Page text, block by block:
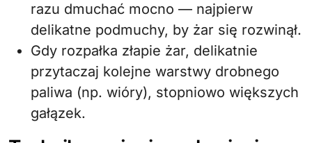
razu dmuchać mocno — najpierw
delikatne podmuchy, by żar się rozwinął.
Gdy rozpałka złapie żar, delikatnie
przytaczaj kolejne warstwy drobnego
paliwa (np. wióry), stopniowo większych
gałązek.